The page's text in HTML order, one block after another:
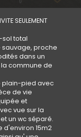
SEULEMENT
sol total
proche
dans un
commune de
plain-pied avec
de vie
et
vue sur la
un wc séparé.
d'environ 15m2